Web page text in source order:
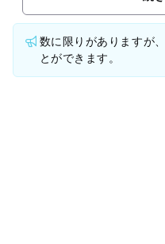
数に限りがありますが
とができます。